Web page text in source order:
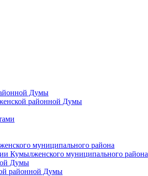
Думы
районной Думы
муниципального района
Кумылженского муниципального района
Думы
районной Думы